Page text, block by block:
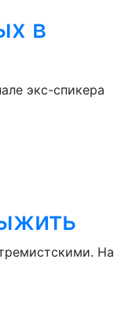
в
экс-спикера
На